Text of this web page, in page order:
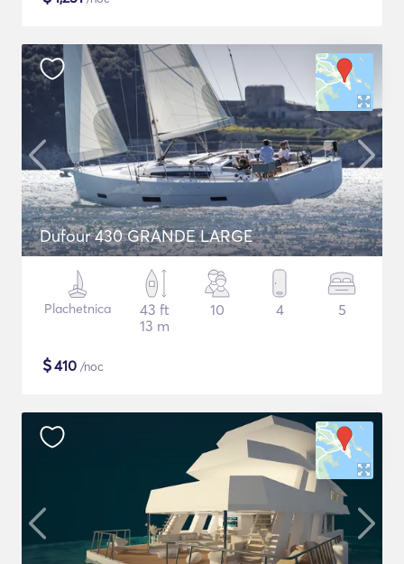
Dufour 430 GRANDE LARGE
Plachetnica
43 ft
13 m
10 4 5
$410 /noc